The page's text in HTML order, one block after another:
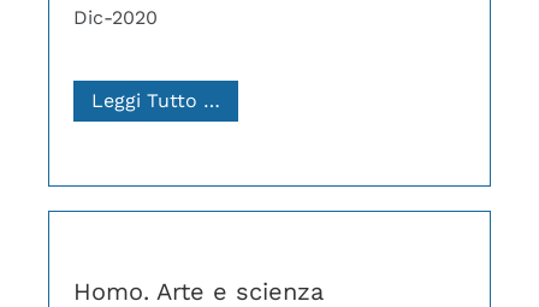
Dic-2020
Leggi Tutto …
Homo. Arte e scienza